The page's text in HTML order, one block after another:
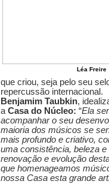
Léa Freire
que criou, seja pelo seu
repercussão internacional.
Benjamim Taubkin,
aCasa do Núcleo: “Ela
acompanhar o seu
maioria dos músicos se
mais profundo e criativo,
uma consistência, beleza
renovação e evolução
que homenageamos
nossa Casa esta grande